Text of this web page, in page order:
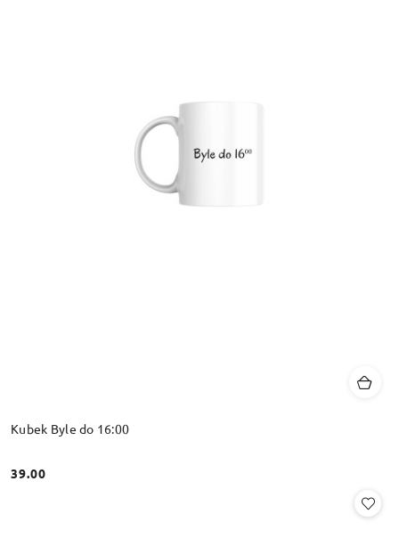
Kubek Byle do 16:00
Cena:
39.00